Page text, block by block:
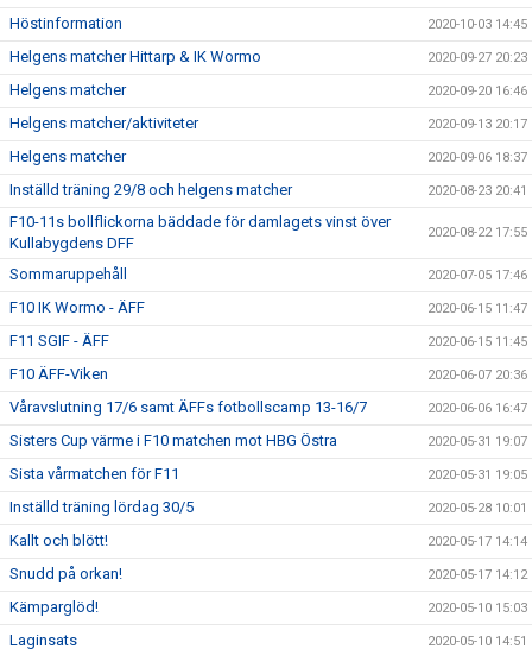
Höstinformation 2020-10-03 14:45
Helgens matcher Hittarp & IK Wormo 2020-09-27 20:23
Helgens matcher 2020-09-20 16:46
Helgens matcher/aktiviteter 2020-09-13 20:17
Helgens matcher 2020-09-06 18:37
Inställd träning 29/8 och helgens matcher 2020-08-23 20:41
F10-11s bollflickorna bäddade för damlagets vinst över
Kullabygdens DFF
2020-08-22 17:55
Sommaruppehåll 2020-07-05 17:46
F10 IK Wormo - ÄFF 2020-06-15 11:47
F11 SGIF - ÄFF 2020-06-15 11:45
F10 ÄFF-Viken 2020-06-07 20:36
Våravslutning 17/6 samt ÄFFs fotbollscamp 13-16/7 2020-06-06 16:47
Sisters Cup värme i F10 matchen mot HBG Östra 2020-05-31 19:07
Sista vårmatchen för F11 2020-05-31 19:05
Inställd träning lördag 30/5 2020-05-28 10:01
Kallt och blött! 2020-05-17 14:14
Snudd på orkan! 2020-05-17 14:12
Kämparglöd! 2020-05-10 15:03
Laginsats 2020-05-10 14:51